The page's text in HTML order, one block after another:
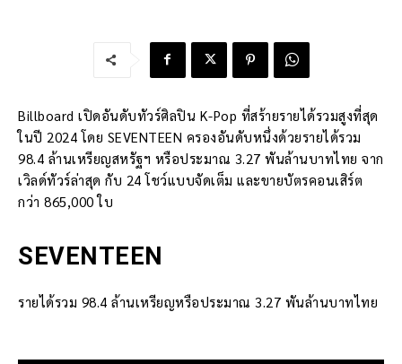
Billboard เปิดอันดับทัวร์ศิลปิน K-Pop ที่สร้ายรายได้รวมสูงที่สุด
ในปี 2024 โดย SEVENTEEN ครองอันดับหนึ่งด้วยรายได้รวม
98.4 ล้านเหรียญสหรัฐฯ หรือประมาณ 3.27 พันล้านบาทไทย จาก
เวิลด์ทัวร์ล่าสุด กับ 24 โชว์แบบจัดเต็ม และขายบัตรคอนเสิร์ต
กว่า 865,000 ใบ
SEVENTEEN
รายได้รวม 98.4 ล้านเหรียญหรือประมาณ 3.27 พันล้านบาทไทย